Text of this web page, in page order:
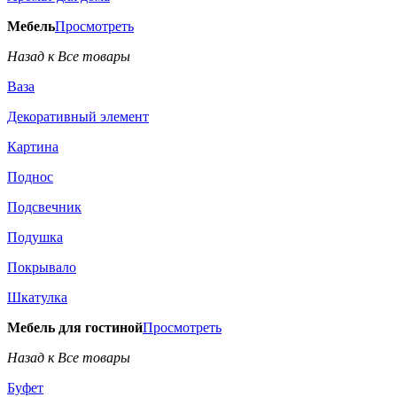
МебельПросмотреть
Назад к Все товары
Ваза
Декоративный элемент
Картина
Поднос
Подсвечник
Подушка
Покрывало
Шкатулка
Мебель для гостинойПросмотреть
Назад к Все товары
Буфет